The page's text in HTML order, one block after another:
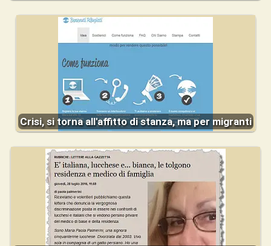
Crisi, si torna all'affitto di stanza, ma per migranti